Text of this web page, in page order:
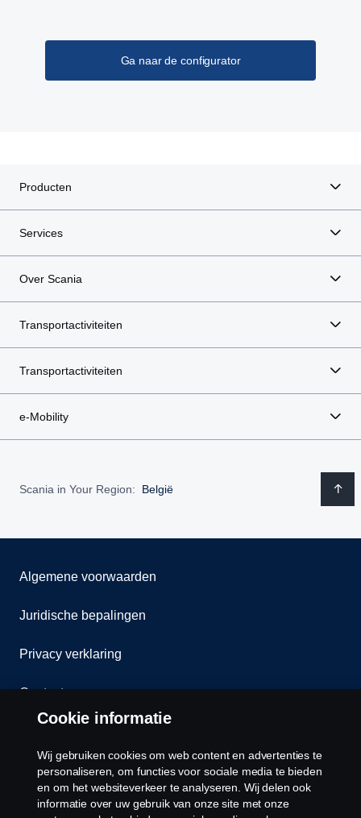
Ga naar de configurator
Producten
Services
Over Scania
Transportactiviteiten
Transportactiviteiten
e-Mobility
Scania in Your Region: België
Algemene voorwaarden
Juridische bepalingen
Privacy verklaring
Contact
Cookiebeleid
Cookies
Cookie informatie
Wij gebruiken cookies om web content en advertenties te
personaliseren, om functies voor sociale media te bieden
en om het websiteverkeer te analyseren. Wij delen ook
informatie over uw gebruik van onze site met onze